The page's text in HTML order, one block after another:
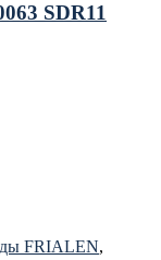
SDR11
FRIALEN,